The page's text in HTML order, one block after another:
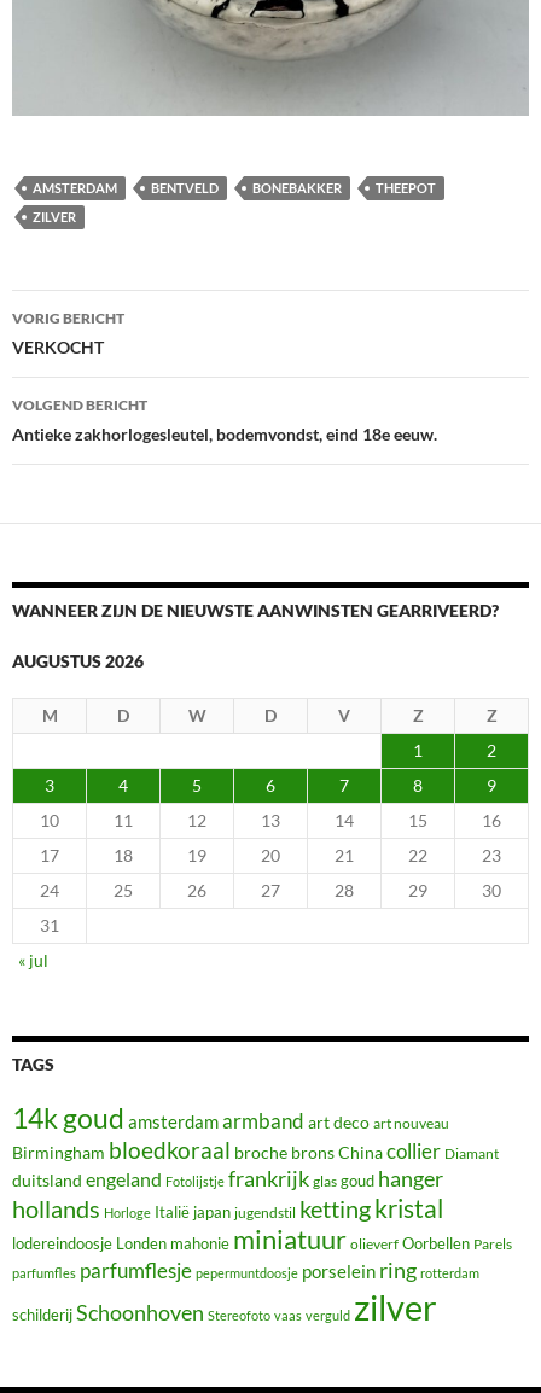
AMSTERDAM BENTVELD BONEBAKKER
THEEPOT
ZILVER
Berichtnavigatie
VORIG BERICHT
VERKOCHT
VOLGEND BERICHT
Antieke zakhorlogesleutel, bodemvondst, eind 18e eeuw.
WANNEER ZIJN DE NIEUWSTE AANWINSTEN GEARRIVEERD?
AUGUSTUS 2026
M D W D V Z
Z
1
2
3
4 5 6 7 8
9
10
11 12 13 14 15
16
17
18 19 20 21 22
23
24
25 26 27 28 29
30
31
« jul
TAGS
14k goud amsterdamarmband art deco art nouveau
Birmingham bloedkoraal broche bronsChinacollier Diamant
duitsland engeland Fotolijstje frankrijk glas goud hanger
hollands Horloge Italië japan jugendstil kettingkristal
lodereindoosje Londen mahonie miniatuur olieverf Oorbellen Parels
parfumfles parfumflesje pepermuntdoosje porselein ring rotterdam
schilderijSchoonhoven Stereofoto vaas verguld zilver